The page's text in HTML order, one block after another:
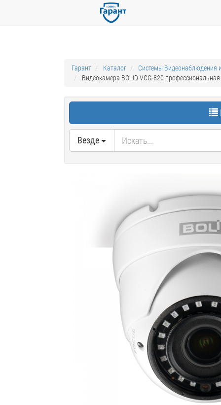
Гарант Каталог
Системы Видеонаблюдения
Видеокамера BOLID VCG-820
Везде